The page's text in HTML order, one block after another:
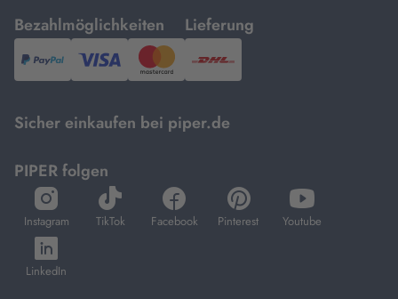
Bezahlmöglichkeiten
mit
PayPal,Visa
und
Lieferung
mit
DHL.
Sicher einkaufen bei piper.de
PIPER folgen
Instagram
öffnet
in
neuem
Tab
TikTok
öffnet
in
Facebook
öffnet
in
Pinterest
öffnet
in
Youtube
öffnet
in
LinkedIn
öffnet
in